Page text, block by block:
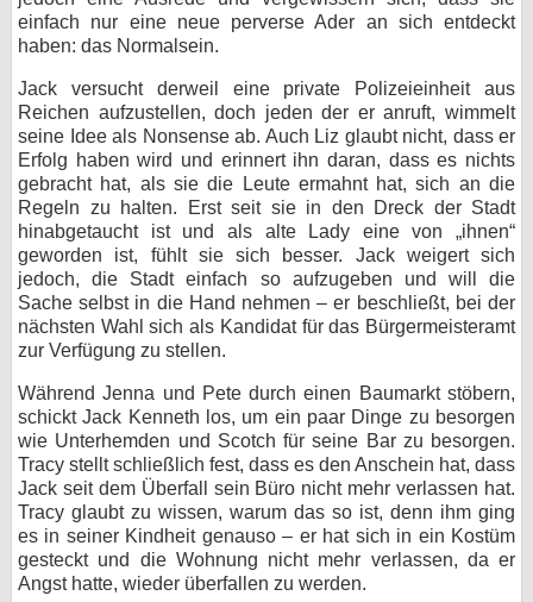
einfach nur eine neue perverse Ader an sich entdeckt
haben: das Normalsein.
Jack versucht derweil eine private Polizeieinheit aus
Reichen aufzustellen, doch jeden der er anruft, wimmelt
seine Idee als Nonsense ab. Auch Liz glaubt nicht, dass er
Erfolg haben wird und erinnert ihn daran, dass es nichts
gebracht hat, als sie die Leute ermahnt hat, sich an die
Regeln zu halten. Erst seit sie in den Dreck der Stadt
hinabgetaucht ist und als alte Lady eine von „ihnen“
geworden ist, fühlt sie sich besser. Jack weigert sich
jedoch, die Stadt einfach so aufzugeben und will die
Sache selbst in die Hand nehmen – er beschließt, bei der
nächsten Wahl sich als Kandidat für das Bürgermeisteramt
zur Verfügung zu stellen.
Während Jenna und Pete durch einen Baumarkt stöbern,
schickt Jack Kenneth los, um ein paar Dinge zu besorgen
wie Unterhemden und Scotch für seine Bar zu besorgen.
Tracy stellt schließlich fest, dass es den Anschein hat, dass
Jack seit dem Überfall sein Büro nicht mehr verlassen hat.
Tracy glaubt zu wissen, warum das so ist, denn ihm ging
es in seiner Kindheit genauso – er hat sich in ein Kostüm
gesteckt und die Wohnung nicht mehr verlassen, da er
Angst hatte, wieder überfallen zu werden.